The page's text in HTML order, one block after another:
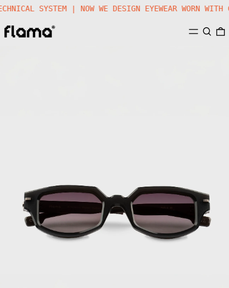
SYSTEM | NOW WE DESIGN EYEWEAR WORN
MENUSEARCH